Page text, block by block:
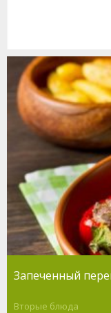
Запеченный
Вторые блюда